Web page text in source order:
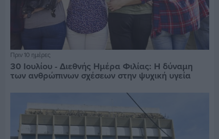
Πριν 10 ημέρες
30 Ιουλίου - Διεθνής Ημέρα Φιλίας: Η δύναμη
των ανθρώπινων σχέσεων στην ψυχική υγεία